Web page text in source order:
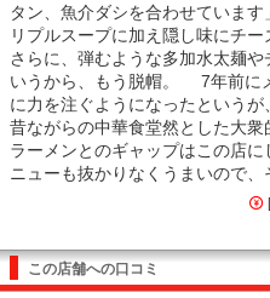
タン、魚介ダシを合わせていま
リプルスープに加え隠し味にチー
さらに、弾むような多加水太麺
いうから、もう脱帽。 7年前に
に力を注ぐようになったというが
昔ながらの中華食堂然とした大
ラーメンとのギャップはこの店
ニューも抜かりなくうまいので、
この店舗への口コミ